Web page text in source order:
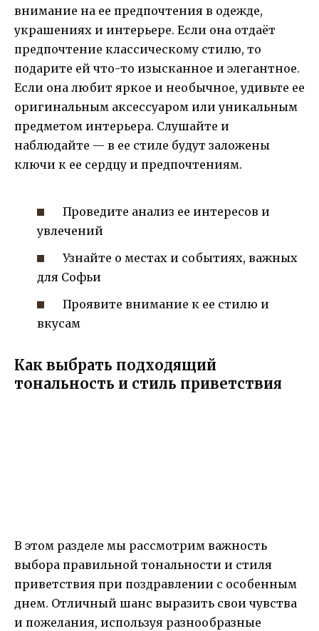
внимание на ее предпочтения в одежде,
украшениях и интерьере. Если она отдаёт
предпочтение классическому стилю, то
подарите ей что-то изысканное и элегантное.
Если она любит яркое и необычное, удивьте ее
оригинальным аксессуаром или уникальным
предметом интерьера. Слушайте и
наблюдайте — в ее стиле будут заложены
ключи к ее сердцу и предпочтениям.
Проведите анализ ее интересов и
увлечений
Узнайте о местах и событиях, важных
для Софьи
Проявите внимание к ее стилю и
вкусам
Как выбрать подходящий
тональность и стиль приветствия
В этом разделе мы рассмотрим важность
выбора правильной тональности и стиля
приветствия при поздравлении с особенным
днем. Отличный шанс выразить свои чувства
и пожелания, используя разнообразные